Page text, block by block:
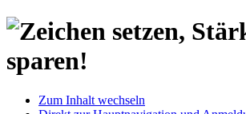
sparen!
Zum Inhalt wechseln